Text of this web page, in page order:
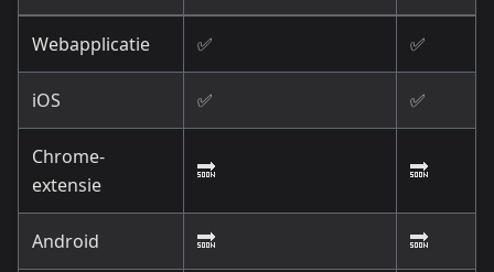
Webapplicatie ✅ ✅
iOS ✅ ✅
Chrome-
extensie
🔜 🔜
Android 🔜 🔜